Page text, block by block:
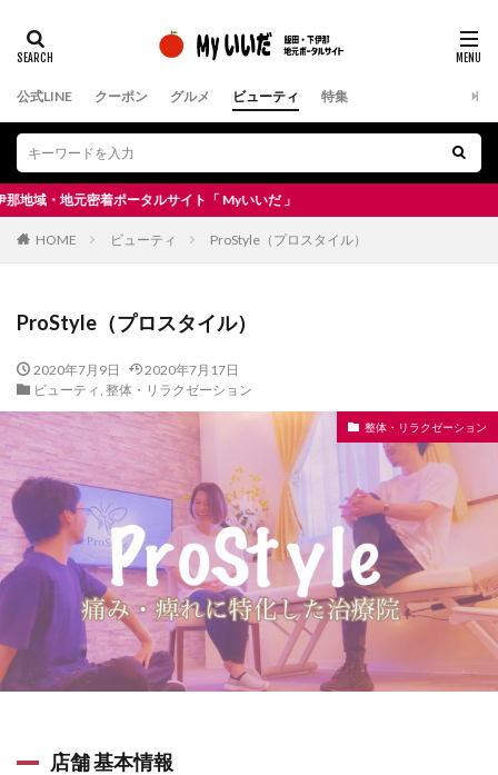
公式LINE クーポン グルメ ビューティ 特集
地元密着ポータルサイト「 Myいいだ 」
HOME ビューティ ProStyle（プロスタイル）
ProStyle（プロスタイル）
2020年7月9日
2020年7月17日
ビューティ, 整体・リラクゼーション
整体・リラクゼーション
店舗 基本情報